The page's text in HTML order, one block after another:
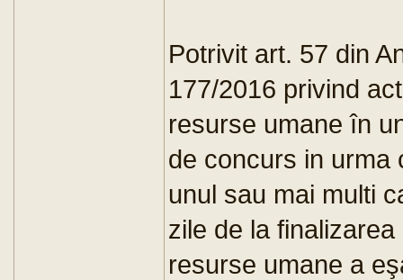
Potrivit art. 57 din
177/2016 privind
resurse umane în
de concurs in urma
unul sau mai multi
zile de la
resurse umane a